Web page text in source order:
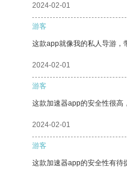
2024-02-01
游客
这款app就像我的私人导游，
2024-02-01
游客
这款加速器app的安全性很高
2024-02-01
游客
这款加速器app的安全性有待